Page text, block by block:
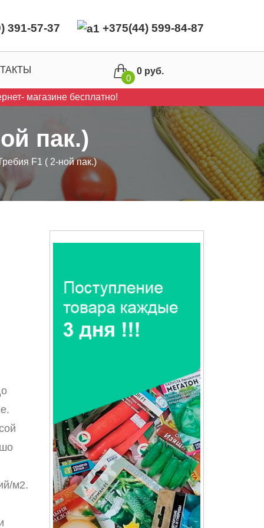
391-57-37 +375(44) 599-84-87
0
0 руб.
магазине бесплатно!
пак.)
F1 ( 2-ной пак.)
м2.